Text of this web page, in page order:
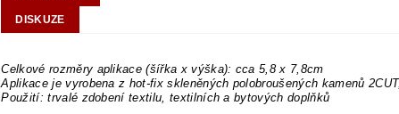
DISKUZE
Celkové rozměry aplikace (šířka x výška): cca 5,8 x 7,8cm
Aplikace je vyrobena z hot-fix skleněných polobroušených kamenů
Použití: trvalé zdobení textilu, textilních a bytových doplňků